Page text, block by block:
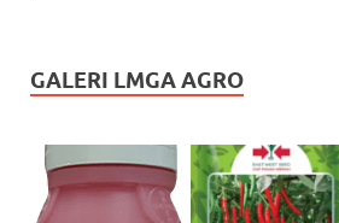
GALERI LMGA AGRO